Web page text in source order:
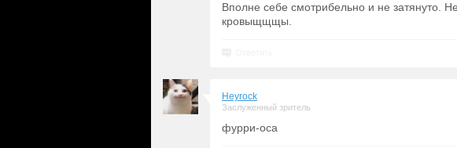
Вполне себе смотрибельно и не затянуто.
кровыщщщы.
Heyrock
Заслуженный зритель
фурри-оса